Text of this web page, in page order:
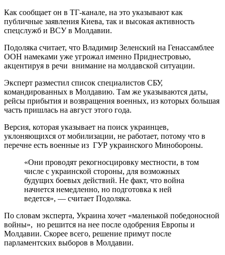
Как сообщает он в ТГ-канале, на это указывают как
публичные заявления Киева, так и высокая активность
спецслужб и ВСУ в Молдавии.
Подоляка считает, что Владимир Зеленский на Генассамблее
ООН намеками уже угрожал именно Приднестровью,
акцентируя в речи внимание на молдавской ситуации.
Эксперт разместил список специалистов СБУ,
командированных в Молдавию. Там же указываются даты,
рейсы прибытия и возвращения военных, из которых большая
часть пришлась на август этого года.
Версия, которая указывает на поиск украинцев,
уклоняющихся от мобилизации, не работает, потому что в
перечне есть военные из ГУР украинского Минобороны.
«Они проводят рекогносцировку местности, в том
числе с украинской стороны, для возможных
будущих боевых действий. Не факт, что война
начнется немедленно, но подготовка к ней
ведется», — считает Подоляка.
По словам эксперта, Украина хочет «маленькой победоносной
войны», но решится на нее после одобрения Европы и
Молдавии. Скорее всего, решение примут после
парламентских выборов в Молдавии.